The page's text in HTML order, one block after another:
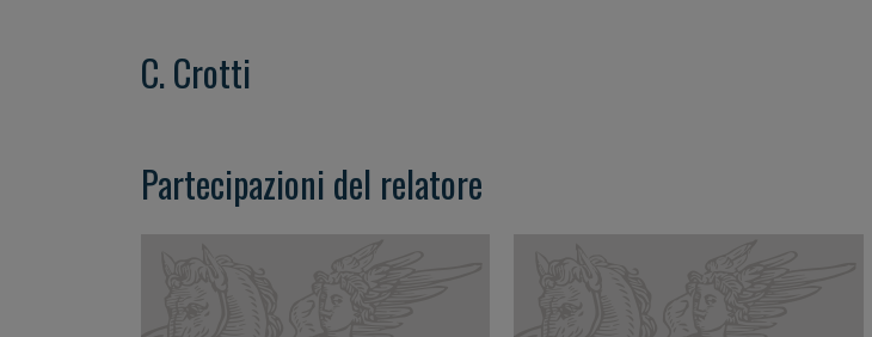
C. Crotti
Partecipazioni del relatore